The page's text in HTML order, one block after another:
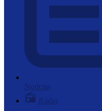
Notícias
Rádio